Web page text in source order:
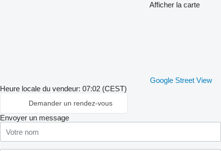
Afficher la carte
Google Street View
Heure locale du vendeur: 07:02 (CEST)
Demander un rendez-vous
Envoyer un message